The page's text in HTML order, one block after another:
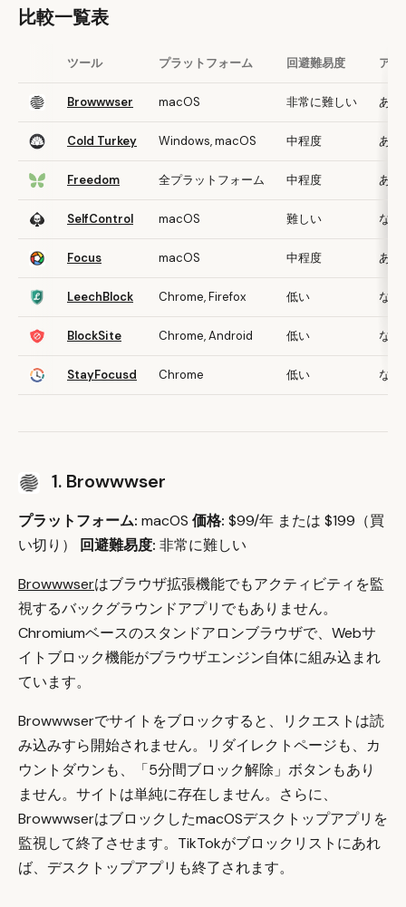
比較一覧表
ツール プラットフォーム 回避難易度 アプ
Browwwser macOS 非常に難しい あり
Cold Turkey Windows, macOS 中程度 あり
Freedom 全プラットフォーム 中程度 あり
SelfControl macOS 難しい なし
Focus macOS 中程度 あり
LeechBlock Chrome, Firefox 低い なし
BlockSite Chrome, Android 低い なし
StayFocusd Chrome 低い なし
1. Browwwser
プラットフォーム: macOS 価格: $99/年 または $199（買
い切り）
回避難易度: 非常に難しい
Browwwserはブラウザ拡張機能でもアクティビティを監
視するバックグラウンドアプリでもありません。
Chromiumベースのスタンドアロンブラウザで、Webサ
イトブロック機能がブラウザエンジン自体に組み込まれ
ています。
Browwwserでサイトをブロックすると、リクエストは読
み込みすら開始されません。リダイレクトページも、カ
ウントダウンも、「5分間ブロック解除」ボタンもあり
ません。サイトは単純に存在しません。さらに、
BrowwwserはブロックしたmacOSデスクトップアプリを
監視して終了させます。TikTokがブロックリストにあれ
ば、デスクトップアプリも終了されます。